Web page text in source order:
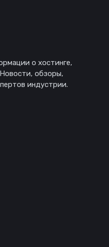
о хостинге,
обзоры,
индустрии.